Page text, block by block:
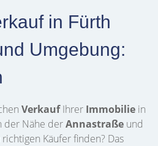
in Fürth
Umgebung:
VerkaufIhrer Immobilie in
der Nähe derAnnastraße und
Käufer finden? Das